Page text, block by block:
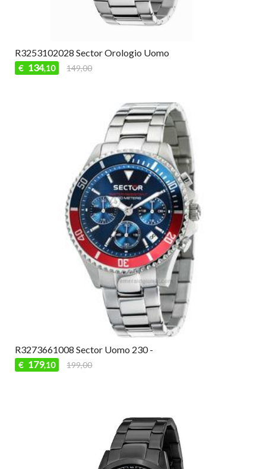
R3253102028 Sector Orologio Uomo
€ 134,10 149,00
R3273661008 Sector Uomo 230 -
€ 179,10 199,00